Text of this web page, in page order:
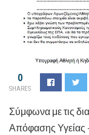
0
SHARES
Σύμφωνα με τις
Απόφασης Υγείας